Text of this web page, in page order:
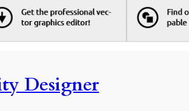
Designer